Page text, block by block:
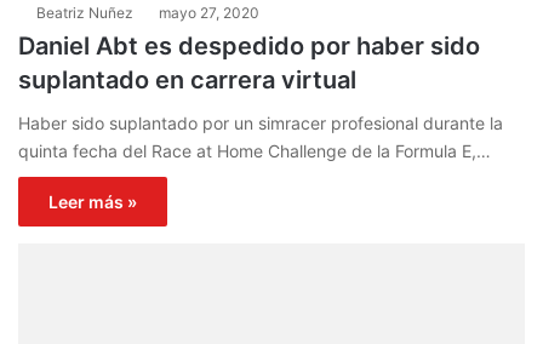
Beatriz Nuñez mayo 27, 2020
Daniel Abt es despedido por haber sido
suplantado en carrera virtual
Haber sido suplantado por un simracer profesional durante la
quinta fecha del Race at Home Challenge de la Formula E,…
Leer más »